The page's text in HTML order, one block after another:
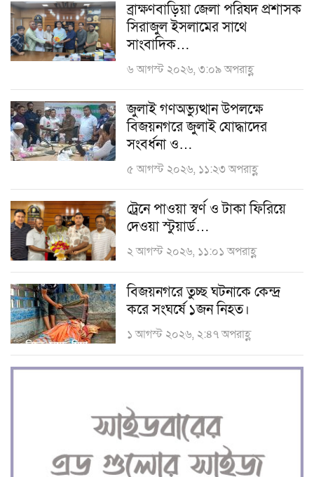
ব্রাক্ষণবাড়িয়া জেলা পরিষদ প্রশাসক
সিরাজুল ইসলামের সাথে
সাংবাদিক…
৬ আগস্ট ২০২৬, ৩:০৯ অপরাহ্ণ
জুলাই গণঅভ্যুত্থান উপলক্ষে
বিজয়নগরে জুলাই যোদ্ধাদের
সংবর্ধনা ও…
৫ আগস্ট ২০২৬, ১১:২৩ অপরাহ্ণ
ট্রেনে পাওয়া স্বর্ণ ও টাকা ফিরিয়ে
দেওয়া স্টুয়ার্ড…
২ আগস্ট ২০২৬, ১১:০১ অপরাহ্ণ
বিজয়নগরে তুচ্ছ ঘটনাকে কেন্দ্র
করে সংঘর্ষে ১জন নিহত।
১ আগস্ট ২০২৬, ২:৪৭ অপরাহ্ণ